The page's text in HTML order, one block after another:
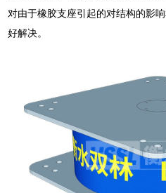
对由于橡胶支座引起的对结构的影
好解决。